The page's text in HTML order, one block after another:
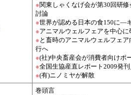
●関東しゃくなげ会が第30回研
討論
●世界が認める日本の食150に―
●アニマルウェルフェアを中心
● と畜時のアニマルウェルフェ
行へ
●(社)中央畜産会が消費者向けポ
●全国生協産直レポート2009発
●(有)ニノミヤが解散
巻頭言